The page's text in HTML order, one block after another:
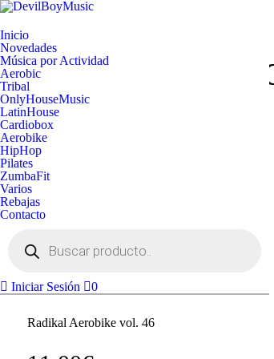
Inicio
Novedades
Música por Actividad
Aerobic
Tribal
OnlyHouseMusic
LatinHouse
Cardiobox
Aerobike
HipHop
Pilates
ZumbaFit
Varios
Rebajas
Contacto
productos
Iniciar Sesión
0
RADIKAL
Escucha un extracto
Radikal Aerobike vol. 46